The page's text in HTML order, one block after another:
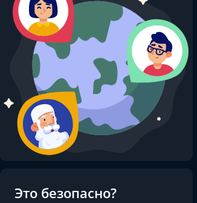
Это безопасно?